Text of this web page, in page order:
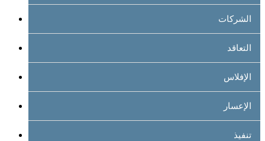
الشركات
التعاقد
الإفلاس
الإعسار
تنفيذ